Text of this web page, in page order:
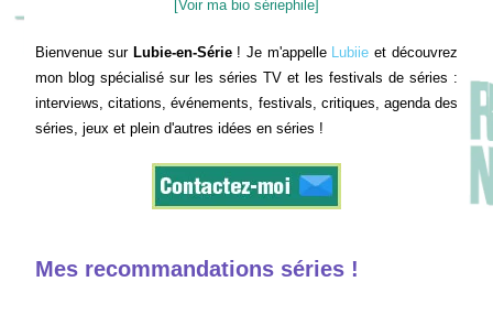
[Voir ma bio sériephile]
Bienvenue sur Lubie-en-Série! Je m'appelle Lubiie et découvrez
mon blog spécialisé sur les séries TV et les festivals de séries :
interviews, citations, événements, festivals, critiques, agenda des
séries, jeux et plein d'autres idées en séries !
Mes recommandations séries !